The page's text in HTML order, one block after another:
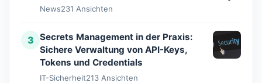
News231 Ansichten
3 Secrets Management in der Praxis:
Sichere Verwaltung von API-Keys,
Tokens und Credentials
IT-Sicherheit213 Ansichten